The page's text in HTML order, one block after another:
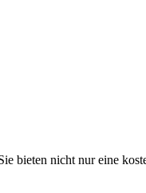
bieten nicht nur eine